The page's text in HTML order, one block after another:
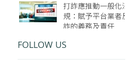
打詐應推動一般化法
規：賦予平台業者反
詐的義務及責任
​FOLLOW US